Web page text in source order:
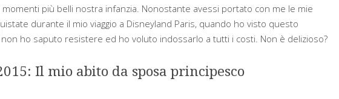
più belli nostra infanzia. Nonostante avessi portato con me le mie
durante il mio viaggio a Disneyland Paris, quando ho visto questo
ho saputo resistere ed ho voluto indossarlo a tutti i costi. Non è delizioso?
Il mio abito da sposa principesco